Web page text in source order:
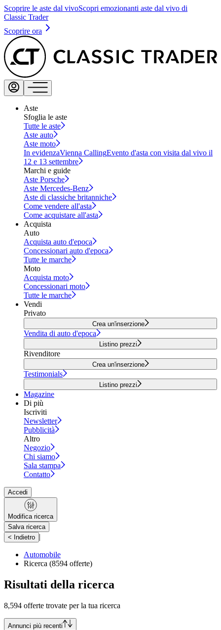
Scoprire le aste dal vivoScopri emozionanti aste dal vivo di
Classic Trader
Scoprire ora
Aste
Sfoglia le aste
Tutte le aste
Aste auto
Aste moto
In evidenzaVienna CallingEvento d'asta con visita dal vivo il
12 e 13 settembre
Marchi e guide
Aste Porsche
Aste Mercedes-Benz
Aste di classiche britanniche
Come vendere all'asta
Come acquistare all'asta
Acquista
Auto
Acquista auto d'epoca
Concessionari auto d'epoca
Tutte le marche
Moto
Acquista moto
Concessionari moto
Tutte le marche
Vendi
Privato
Crea un'inserzione
Vendita di auto d'epoca
Listino prezzi
Rivenditore
Crea un'inserzione
Testimonials
Listino prezzi
Magazine
Di più
Iscriviti
Newsletter
Pubblicità
Altro
Negozio
Chi siamo
Sala stampa
Contatto
Accedi
Modifica ricerca
Salva ricerca
< Indietro |
Automobile
Ricerca (8594 offerte)
Risultati della ricerca
8,594 offerte trovate per la tua ricerca
Annunci più recenti